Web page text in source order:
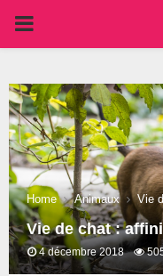
PRIMARY
Home Animaux Vie
Vie de chat :
4 décembre 2018